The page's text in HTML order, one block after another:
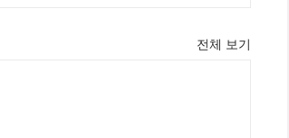
전체 보기